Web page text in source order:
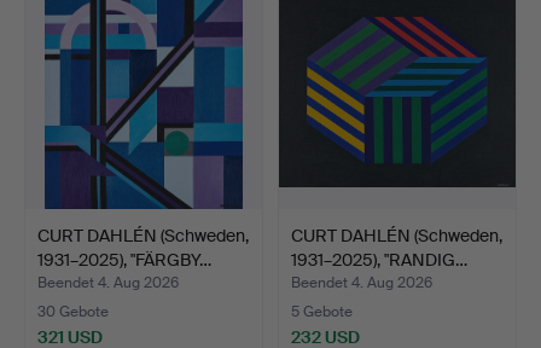
CURT DAHLÉN (Schweden,
1931–2025), "FÄRGBY…
Beendet 4. Aug 2026
30 Gebote
321 USD
CURT DAHLÉN (Schweden,
1931–2025), "RANDIG…
Beendet 4. Aug 2026
5 Gebote
232 USD